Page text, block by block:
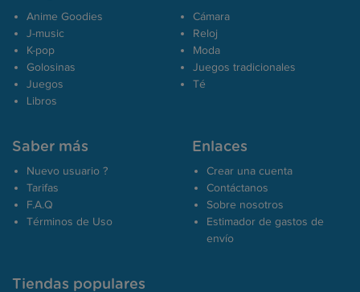
Anime Goodies
J-music
K-pop
Golosinas
Juegos
Libros
Cámara
Reloj
Moda
Juegos tradicionales
Té
Saber más
Nuevo usuario ?
Tarifas
F.A.Q
Términos de Uso
Enlaces
Crear una cuenta
Contáctanos
Sobre nosotros
Estimador de gastos de
envío
Tiendas populares